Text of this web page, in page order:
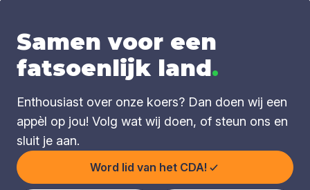
Samen voor een
fatsoenlijk land.
Enthousiast over onze koers? Dan doen wij een
appèl op jou! Volg wat wij doen, of steun ons en
sluit je aan.
Word lid van het CDA!